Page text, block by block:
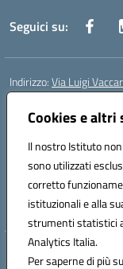
Cookies e
Il nostro Istituto
sono utilizzati
corretto
istituzionali e alla
strumenti statistici
Analytics Italia.
Per saperne di più
Seguici su:
Indirizzo:Via Luigi
Centralino:
Posta elettronica
Codice fiscale:
Codice meccanografico:
Codice Indice delle
Codice unico di